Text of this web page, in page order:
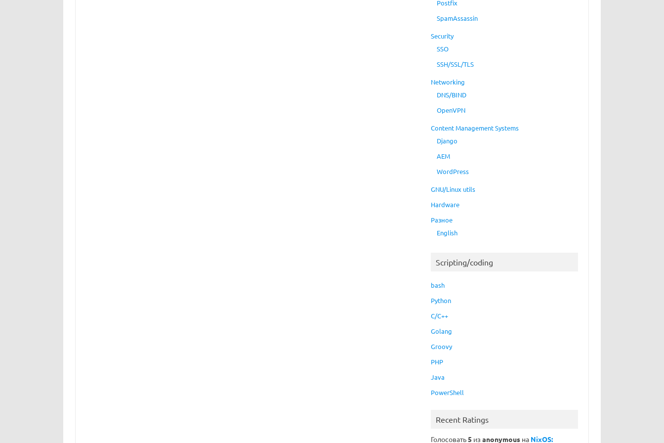
Postfix
SpamAssassin
Security
SSO
SSH/SSL/TLS
Networking
DNS/BIND
OpenVPN
Content Management Systems
Django
AEM
WordPress
GNU/Linux utils
Hardware
Разное
English
Scripting/coding
bash
Python
C/C++
Golang
Groovy
PHP
Java
PowerShell
Recent Ratings
Голосовать5 изanonymous на NixOS: